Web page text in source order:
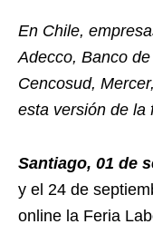
En Chile,
Adecco, Banco
Cencosud,
esta versión de la
Santiago, 01 de
y el 24 de
online la Feria